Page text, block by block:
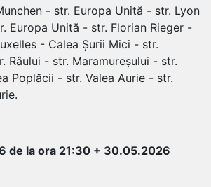
- str. Europa Unită - str. Lyon
Europa Unită - str. Florian Rieger -
- Calea Șurii Mici - str.
Râului - str. Maramureșului - str.
Poplăcii - str. Valea Aurie - str.
de la ora 21:30 + 30.05.2026